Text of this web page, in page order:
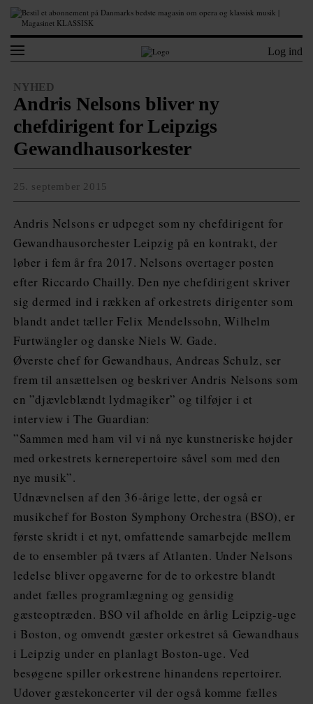
Log ind
NYHED
Andris Nelsons bliver ny
chefdirigent for Leipzigs
Gewandhausorkester
25. september 2015
Andris Nelsons er udpeget som ny chefdirigent for
Gewandhausorchester Leipzig på en kontrakt, der
løber i fem år fra 2017. Nelsons overtager posten
efter Riccardo Chailly. Den nye chefdirigent skriver
sig dermed ind i rækken af orkestrets dirigenter som
blandt andet tæller Felix Mendelssohn, Wilhelm
Furtwängler og danske Niels W. Gade.
Øverste chef for Gewandhaus, Andreas Schulz, ser
frem til ansættelsen og beskriver Andris Nelsons som
en ”djævleblændt lydmagiker” og tilføjer i et
interview i The Guardian:
”Sammen med ham vil vi nå nye kunstneriske højder
med orkestrets kernerepertoire såvel som med den
nye musik”.
Udnævnelsen af den 36-årige lette, der også er
musikchef for Boston Symphony Orchestra (BSO), er
første skridt i et nyt, omfattende samarbejde mellem
de to ensembler på tværs af Atlanten. Under Nelsons
ledelse bliver opgaverne for de to orkestre blandt
andet fælles programlægning og gensidig
gæsteoptræden. BSO vil afholde en årlig Leipzig-uge
i Boston, og omvendt gæster orkestret så Gewandhaus
i Leipzig under en planlagt Boston-uge. Ved
besøgene spiller orkestrene hinandens repertoirer.
Udover gæstekoncerter vil der også komme fælles